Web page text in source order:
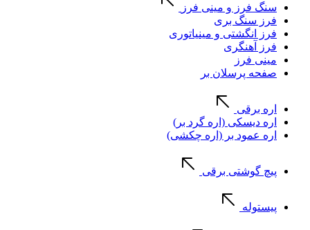
سنگ فرز و مینی فرز
فرز سنگ بری
فرز انگشتی و مینیاتوری
فرز آهنگری
مینی فرز
صفحه پرسلان بر
اره برقی
اره دیسکی (اره گرد بر)
اره عمود بر (اره چکشی)
پیچ گوشتی برقی
پیستوله